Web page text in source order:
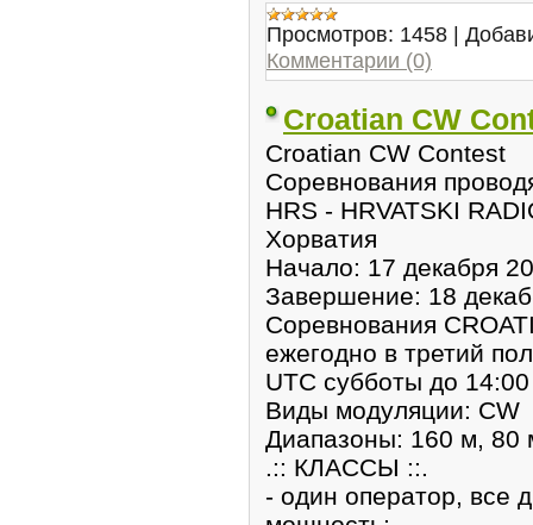
Просмотров: 1458 |
Комментарии (0)
Croatian CW
Croatian CW Contest
Соревнования
HRS - HRVATSKI
Хорватия
Начало: 17 декабря
Завершение: 18
Соревнования
ежегодно в третий
UTC субботы до
Виды модуляции: CW
Диапазоны: 160 м,
.:: КЛАССЫ ::.
- один оператор, все